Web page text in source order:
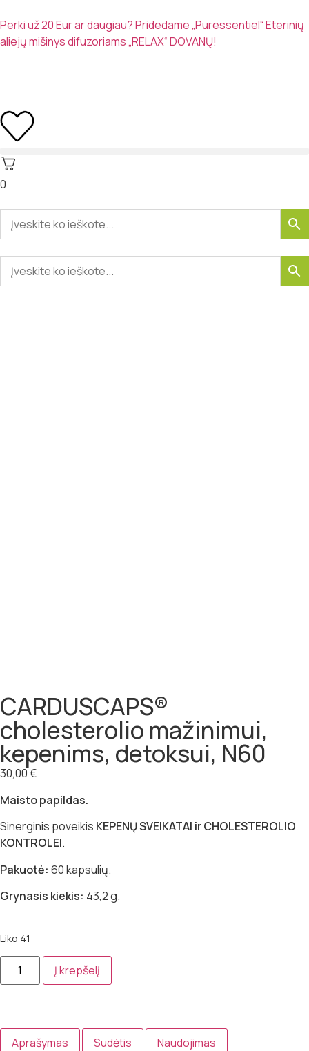
Perki už 20 Eur ar daugiau? Pridedame „Puressentiel“ Eterinių
aliejų mišinys difuzoriams „RELAX“ DOVANŲ!
0
CARDUSCAPS®
cholesterolio mažinimui,
kepenims, detoksui, N60
30,00€
Maisto papildas.
Sinerginis poveikis KEPENŲ SVEIKATAI ir CHOLESTEROLIO
KONTROLEI.
Pakuotė: 60 kapsulių.
Grynasis kiekis: 43,2 g.
Liko 41
Į krepšelį
Aprašymas Sudėtis
Naudojimas